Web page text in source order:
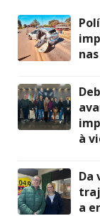
à
Da
a